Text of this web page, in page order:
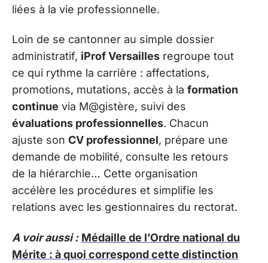
liées à la vie professionnelle.
Loin de se cantonner au simple dossier
administratif, iProf Versailles regroupe tout
ce qui rythme la carrière : affectations,
promotions, mutations, accès à la formation
continue via M@gistère, suivi des
évaluations professionnelles. Chacun
ajuste son CV professionnel, prépare une
demande de mobilité, consulte les retours
de la hiérarchie… Cette organisation
accélère les procédures et simplifie les
relations avec les gestionnaires du rectorat.
A voir aussi : Médaille de l’Ordre national du
Mérite : à quoi correspond cette distinction